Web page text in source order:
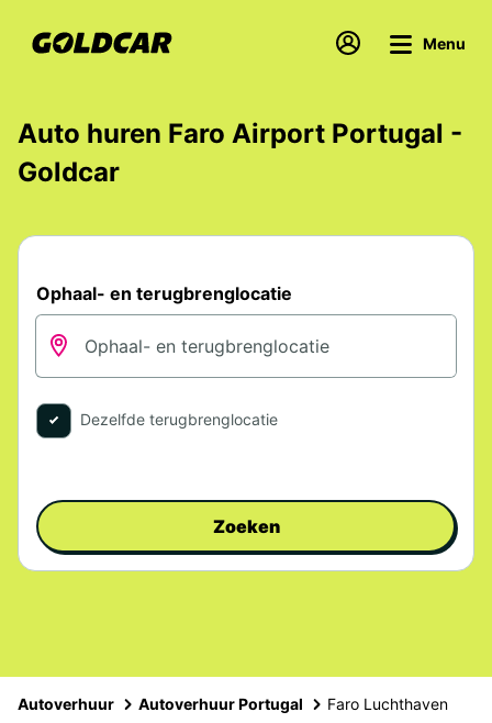
Menu
Auto huren Faro Airport Portugal -
Goldcar
Ophaal- en terugbrenglocatie
Dezelfde terugbrenglocatie
Zoeken
Autoverhuur Autoverhuur Portugal Faro Luchthaven